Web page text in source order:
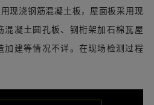
现浇钢筋混凝土板，屋面板采用现
混凝土圆孔板、钢桁架加石棉瓦屋
加建等情况不详。在现场检测过程